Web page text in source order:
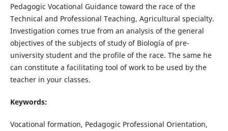
Pedagogic Vocational Guidance toward the race of the
Technical and Professional Teaching, Agricultural specialty.
Investigation comes true from an analysis of the general
objectives of the subjects of study of Biología of pre-
university student and the profile of the race. The same he
can constitute a facilitating tool of work to be used by the
teacher in your classes.
Keywords:
Vocational formation, Pedagogic Professional Orientation,